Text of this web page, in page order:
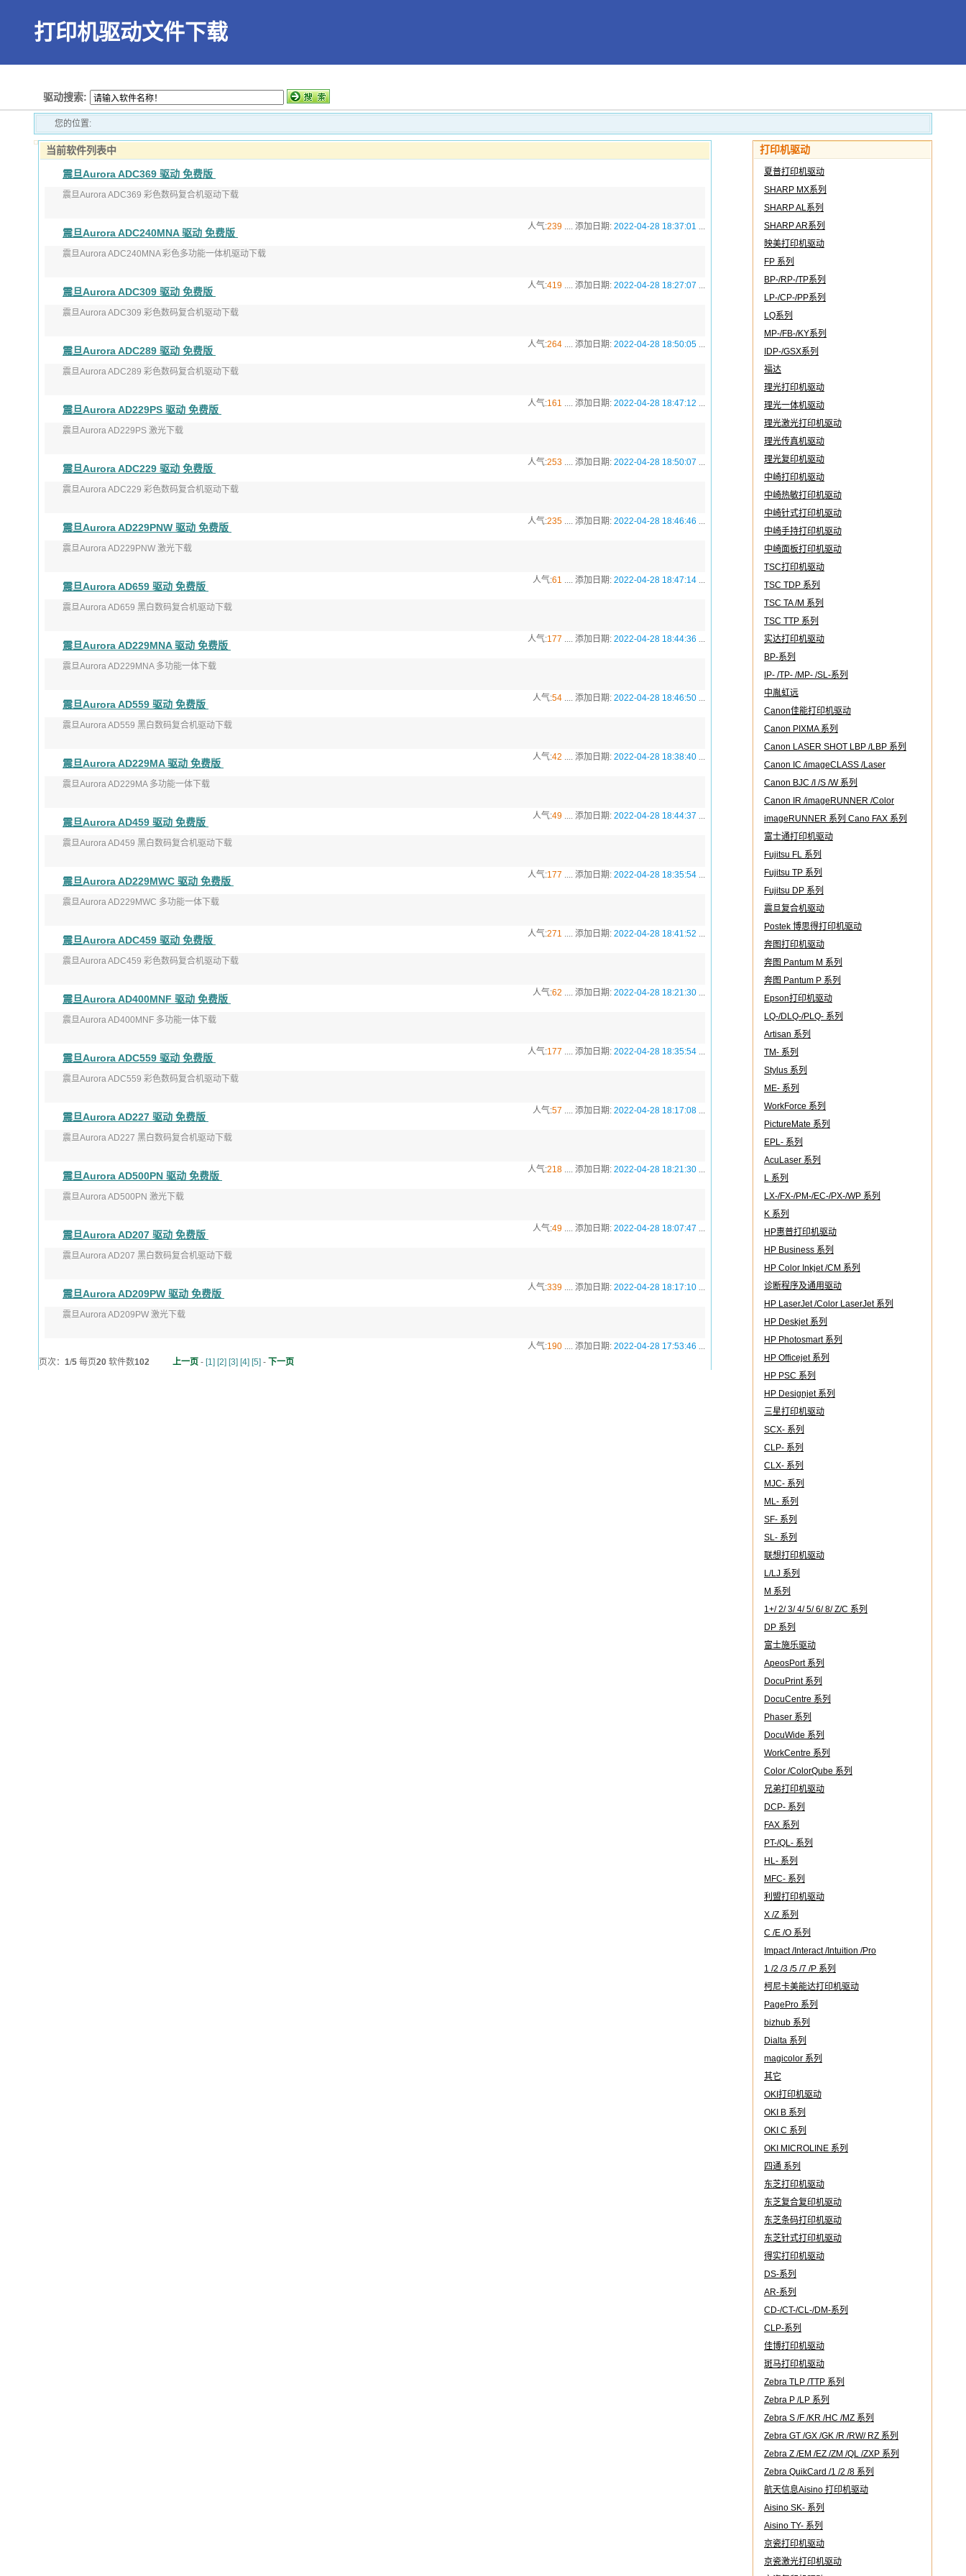
打印机驱动文件下载
驱动搜索:
您的位置:
当前软件列表中
震旦Aurora ADC369 驱动 免费版
震旦Aurora ADC369 彩色数码复合机驱动下载
版本：V1.1.28.0
适用 ...
人气:239 .... 添加日期:2022-04-28 18:37:01 ...
震旦Aurora ADC240MNA 驱动 免费版
震旦Aurora ADC240MNA 彩色多功能一体机驱动下载
版本：V1.0
...
人气:419 .... 添加日期:2022-04-28 18:27:07 ...
震旦Aurora ADC309 驱动 免费版
震旦Aurora ADC309 彩色数码复合机驱动下载
版本：V1.1.28.0
适用 ...
人气:264 .... 添加日期:2022-04-28 18:50:05 ...
震旦Aurora ADC289 驱动 免费版
震旦Aurora ADC289 彩色数码复合机驱动下载
版本：V2.2.x.0
适用 ...
人气:161 .... 添加日期:2022-04-28 18:47:12 ...
震旦Aurora AD229PS 驱动 免费版
震旦Aurora AD229PS 激光下载
版本：V1.2.0
适用于：Windo ...
人气:253 .... 添加日期:2022-04-28 18:50:07 ...
震旦Aurora ADC229 驱动 免费版
震旦Aurora ADC229 彩色数码复合机驱动下载
版本：V2.2.x.0
适用 ...
人气:235 .... 添加日期:2022-04-28 18:46:46 ...
震旦Aurora AD229PNW 驱动 免费版
震旦Aurora AD229PNW 激光下载
版本：V1.2.0
适用于：Win ...
人气:61 .... 添加日期:2022-04-28 18:47:14 ...
震旦Aurora AD659 驱动 免费版
震旦Aurora AD659 黑白数码复合机驱动下载
版本：V2.1.13.0
适用于 ...
人气:177 .... 添加日期:2022-04-28 18:44:36 ...
震旦Aurora AD229MNA 驱动 免费版
震旦Aurora AD229MNA 多功能一体下载
版本：v1.1.0
适用于： ...
人气:54 .... 添加日期:2022-04-28 18:46:50 ...
震旦Aurora AD559 驱动 免费版
震旦Aurora AD559 黑白数码复合机驱动下载
版本：V2.1.13.0
适用于 ...
人气:42 .... 添加日期:2022-04-28 18:38:40 ...
震旦Aurora AD229MA 驱动 免费版
震旦Aurora AD229MA 多功能一体下载
版本：v1.1.0
适用于：W ...
人气:49 .... 添加日期:2022-04-28 18:44:37 ...
震旦Aurora AD459 驱动 免费版
震旦Aurora AD459 黑白数码复合机驱动下载
版本：V2.1.13.0
适用于 ...
人气:177 .... 添加日期:2022-04-28 18:35:54 ...
震旦Aurora AD229MWC 驱动 免费版
震旦Aurora AD229MWC 多功能一体下载
版本：v1.1.0
适用于： ...
人气:271 .... 添加日期:2022-04-28 18:41:52 ...
震旦Aurora ADC459 驱动 免费版
震旦Aurora ADC459 彩色数码复合机驱动下载
版本：V2.2.x.0
适用 ...
人气:62 .... 添加日期:2022-04-28 18:21:30 ...
震旦Aurora AD400MNF 驱动 免费版
震旦Aurora AD400MNF 多功能一体下载
版本：0.10.0.0
适用于 ...
人气:177 .... 添加日期:2022-04-28 18:35:54 ...
震旦Aurora ADC559 驱动 免费版
震旦Aurora ADC559 彩色数码复合机驱动下载
版本：V2.2.x.0
适用 ...
人气:57 .... 添加日期:2022-04-28 18:17:08 ...
震旦Aurora AD227 驱动 免费版
震旦Aurora AD227 黑白数码复合机驱动下载
版本：1.0.0.0
适用于： ...
人气:218 .... 添加日期:2022-04-28 18:21:30 ...
震旦Aurora AD500PN 驱动 免费版
震旦Aurora AD500PN 激光下载
版本：0.10.0.0
适用于：Wind ...
人气:49 .... 添加日期:2022-04-28 18:07:47 ...
震旦Aurora AD207 驱动 免费版
震旦Aurora AD207 黑白数码复合机驱动下载
版本：1.0.0.0
适用于： ...
人气:339 .... 添加日期:2022-04-28 18:17:10 ...
震旦Aurora AD209PW 驱动 免费版
震旦Aurora AD209PW 激光下载
发布日期：2019年08月05日
人气:190 .... 添加日期:2022-04-28 17:53:46 ...
页次：1/5 每页20 软件数102 上一页 - [1] [2] [3] [4] [5]- 下一页
打印机驱动
夏普打印机驱动
SHARP MX系列
SHARP AL系列
SHARP AR系列
映美打印机驱动
FP 系列
BP-/RP-/TP系列
LP-/CP-/PP系列
LQ系列
MP-/FB-/KY系列
IDP-/GSX系列
福达
理光打印机驱动
理光一体机驱动
理光激光打印机驱动
理光传真机驱动
理光复印机驱动
中崎打印机驱动
中崎热敏打印机驱动
中崎针式打印机驱动
中崎手持打印机驱动
中崎面板打印机驱动
TSC打印机驱动
TSC TDP 系列
TSC TA /M 系列
TSC TTP 系列
实达打印机驱动
BP-系列
IP- /TP- /MP- /SL-系列
中胤虹远
Canon佳能打印机驱动
Canon PIXMA 系列
Canon LASER SHOT LBP /LBP 系列
Canon IC /imageCLASS /Laser
imageCLASS
Canon BJC /I /S /W 系列
Canon IR /imageRUNNER /Color
imageRUNNER 系列 Cano FAX 系列
富士通打印机驱动
Fujitsu FL 系列
Fujitsu TP 系列
Fujitsu DP 系列
震旦复合机驱动
Postek 博思得打印机驱动
奔图打印机驱动
奔图 Pantum M 系列
奔图 Pantum P 系列
Epson打印机驱动
LQ-/DLQ-/PLQ- 系列
Artisan 系列
TM- 系列
Stylus 系列
ME- 系列
WorkForce 系列
PictureMate 系列
EPL- 系列
AcuLaser 系列
L 系列
LX-/FX-/PM-/EC-/PX-/WP 系列
K 系列
HP惠普打印机驱动
HP Business 系列
HP Color Inkjet /CM 系列
诊断程序及通用驱动
HP LaserJet /Color LaserJet 系列
HP Deskjet 系列
HP Photosmart 系列
HP Officejet 系列
HP PSC 系列
HP Designjet 系列
三星打印机驱动
SCX- 系列
CLP- 系列
CLX- 系列
MJC- 系列
ML- 系列
SF- 系列
SL- 系列
联想打印机驱动
L/LJ 系列
M 系列
1+/ 2/ 3/ 4/ 5/ 6/ 8/ Z/C 系列
DP 系列
富士施乐驱动
ApeosPort 系列
DocuPrint 系列
DocuCentre 系列
Phaser 系列
DocuWide 系列
WorkCentre 系列
Color /ColorQube 系列
兄弟打印机驱动
DCP- 系列
FAX 系列
PT-/QL- 系列
HL- 系列
MFC- 系列
利盟打印机驱动
X /Z 系列
C /E /O 系列
Impact /Interact /Intuition /Pro
1 /2 /3 /5 /7 /P 系列
柯尼卡美能达打印机驱动
PagePro 系列
bizhub 系列
Dialta 系列
magicolor 系列
其它
OKI打印机驱动
OKI B 系列
OKI C 系列
OKI MICROLINE 系列
四通 系列
东芝打印机驱动
东芝复合复印机驱动
东芝条码打印机驱动
东芝针式打印机驱动
得实打印机驱动
DS-系列
AR-系列
CD-/CT-/CL-/DM-系列
CLP-系列
佳博打印机驱动
斑马打印机驱动
Zebra TLP /TTP 系列
Zebra P /LP 系列
Zebra S /F /KR /HC /MZ 系列
Zebra GT /GX /GK /R /RW/ RZ 系列
Zebra Z /EM /EZ /ZM /QL /ZXP 系列
Zebra QuikCard /1 /2 /8 系列
航天信息Aisino 打印机驱动
Aisino SK- 系列
Aisino TY- 系列
京瓷打印机驱动
京瓷激光打印机驱动